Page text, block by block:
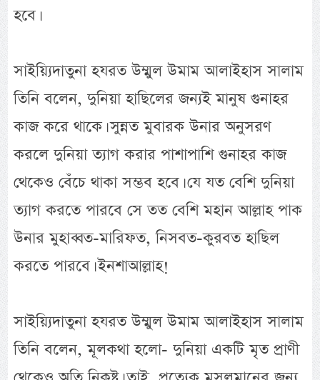
হবে।
সাইয়্যিদাতুনা হযরত উম্মুল উমাম আলাইহাস সালাম
তিনি বলেন, দুনিয়া হাছিলের জন্যই মানুষ গুনাহর
কাজ করে থাকে। সুন্নত মুবারক উনার অনুসরণ
করলে দুনিয়া ত্যাগ করার পাশাপাশি গুনাহর কাজ
থেকেও বেঁচে থাকা সম্ভব হবে। যে যত বেশি দুনিয়া
ত্যাগ করতে পারবে সে তত বেশি মহান আল্লাহ পাক
উনার মুহাব্বত-মারিফত, নিসবত-কুরবত হাছিল
করতে পারবে। ইনশাআল্লাহ!
সাইয়্যিদাতুনা হযরত উম্মুল উমাম আলাইহাস সালাম
তিনি বলেন, মূলকথা হলো- দুনিয়া একটি মৃত প্রাণী